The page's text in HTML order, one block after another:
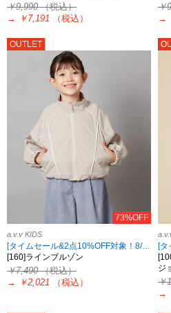
￥9,990（税込）
→
￥7,191 （税込）
￥
→
OUTLET
73%OFF
a.v.v KIDS
[タイムセール&2点10%OFF対象！8/17 8:59まで]
[160]ラインブルゾン
￥7,490（税込）
→
￥2,021 （税込）
ジ
￥
→